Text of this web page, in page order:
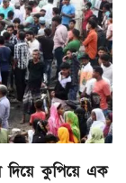
দিয়ে কুপিয়ে এক